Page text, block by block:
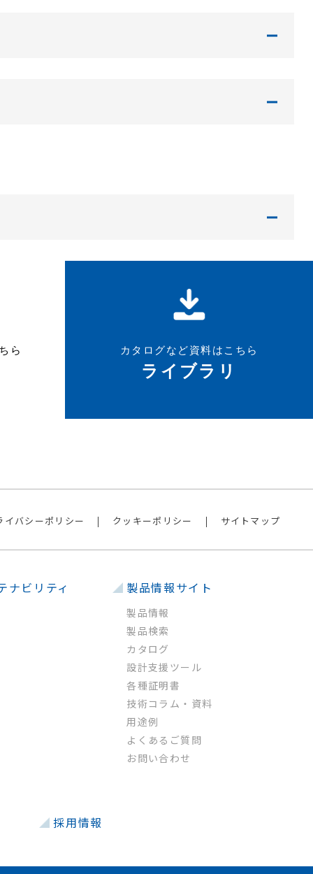
ら カタログなど資料はこちら
ライブラリ
イバシーポリシー クッキーポリシー サイトマップ
ナビリティ 製品情報サイト
製品情報
製品検索
カタログ
設計支援ツール
各種証明書
技術コラム・資料
用途例
よくあるご質問
お問い合わせ
採用情報